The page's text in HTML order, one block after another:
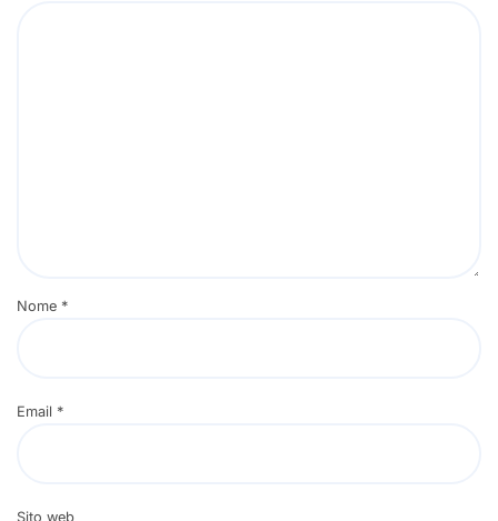
Nome *
Email *
Sito web